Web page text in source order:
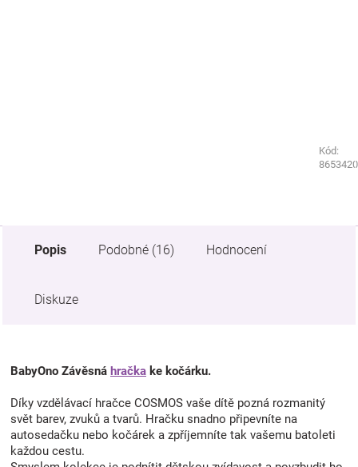
Kód:
Kód:
Popis Podobné (16) Hodnocení
Diskuze
BabyOno Závěsná hračka ke kočárku.
Díky vzdělávací hračce COSMOS vaše dítě pozná rozmanitý
svět barev, zvuků a tvarů. Hračku snadno připevníte na
autosedačku nebo kočárek a zpříjemníte tak vašemu batoleti
každou cestu.